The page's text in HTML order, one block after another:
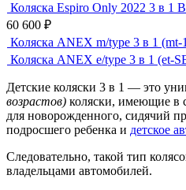
Коляска Espiro Only 2022 3 в 1
60 600 ₽
Коляска ANEX m/type 3 в 1 (mt-
Коляска ANEX e/type 3 в 1 (et-
Детские коляски 3 в 1 — это
возрастов) коляски, имеющие в
для новорожденного, сидячий
подросшего ребенка и детское
Следовательно, такой тип
владельцами автомобилей.